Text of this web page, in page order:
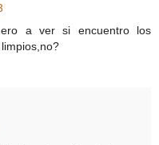
a ver si encuentro los